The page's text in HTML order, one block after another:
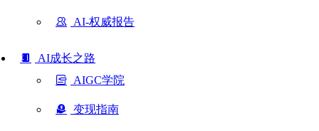
AI-权威报告
AI成长之路
AIGC学院
变现指南